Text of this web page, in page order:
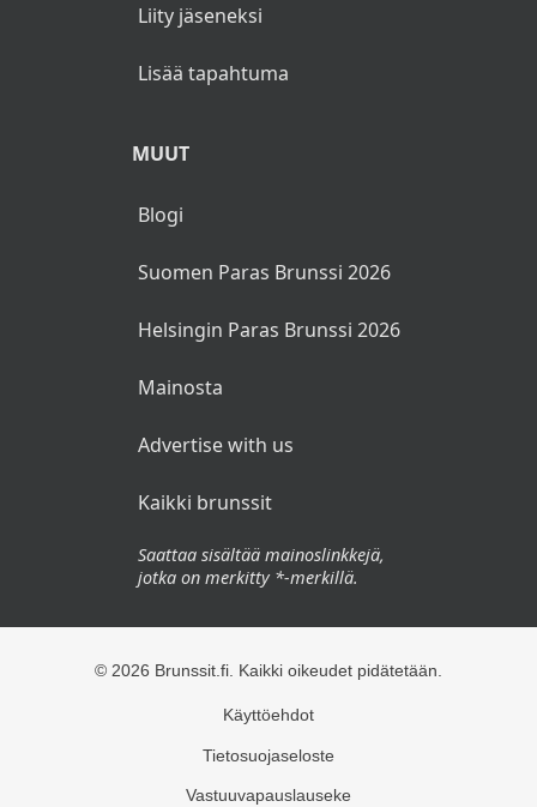
Liity jäseneksi
Lisää tapahtuma
MUUT
Blogi
Suomen Paras Brunssi 2026
Helsingin Paras Brunssi 2026
Mainosta
Advertise with us
Kaikki brunssit
Saattaa sisältää mainoslinkkejä,
jotka on merkitty *-merkillä.
© 2026 Brunssit.fi. Kaikki oikeudet pidätetään.
Käyttöehdot
Tietosuojaseloste
Vastuuvapauslauseke